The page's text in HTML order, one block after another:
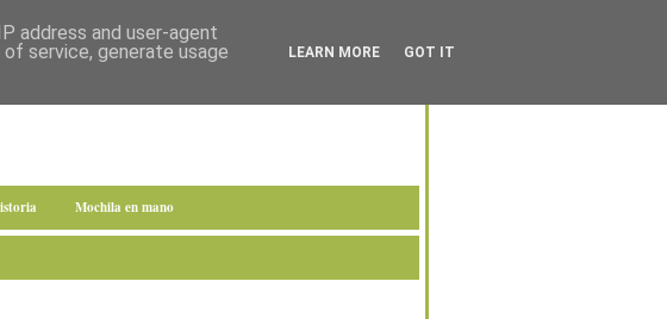
Mochila en mano
address and user-agent
service, generate usage
LEARN MORE GOT IT